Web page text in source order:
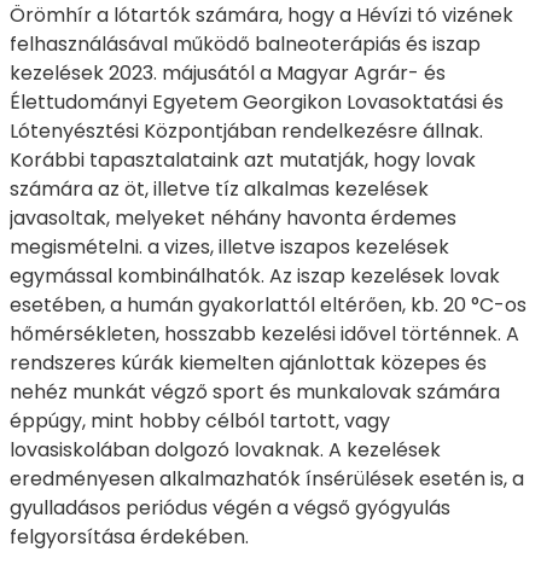
Örömhír a lótartók számára, hogy a Hévízi tó vizének
felhasználásával működő balneoterápiás és iszap
kezelések 2023. májusától a Magyar Agrár- és
Élettudományi Egyetem Georgikon Lovasoktatási és
Lótenyésztési Központjában rendelkezésre állnak.
Korábbi tapasztalataink azt mutatják, hogy lovak
számára az öt, illetve tíz alkalmas kezelések
javasoltak, melyeket néhány havonta érdemes
megismételni. a vizes, illetve iszapos kezelések
egymással kombinálhatók. Az iszap kezelések lovak
esetében, a humán gyakorlattól eltérően, kb. 20 °C-os
hőmérsékleten, hosszabb kezelési idővel történnek. A
rendszeres kúrák kiemelten ajánlottak közepes és
nehéz munkát végző sport és munkalovak számára
éppúgy, mint hobby célból tartott, vagy
lovasiskolában dolgozó lovaknak. A kezelések
eredményesen alkalmazhatók ínsérülések esetén is, a
gyulladásos periódus végén a végső gyógyulás
felgyorsítása érdekében.